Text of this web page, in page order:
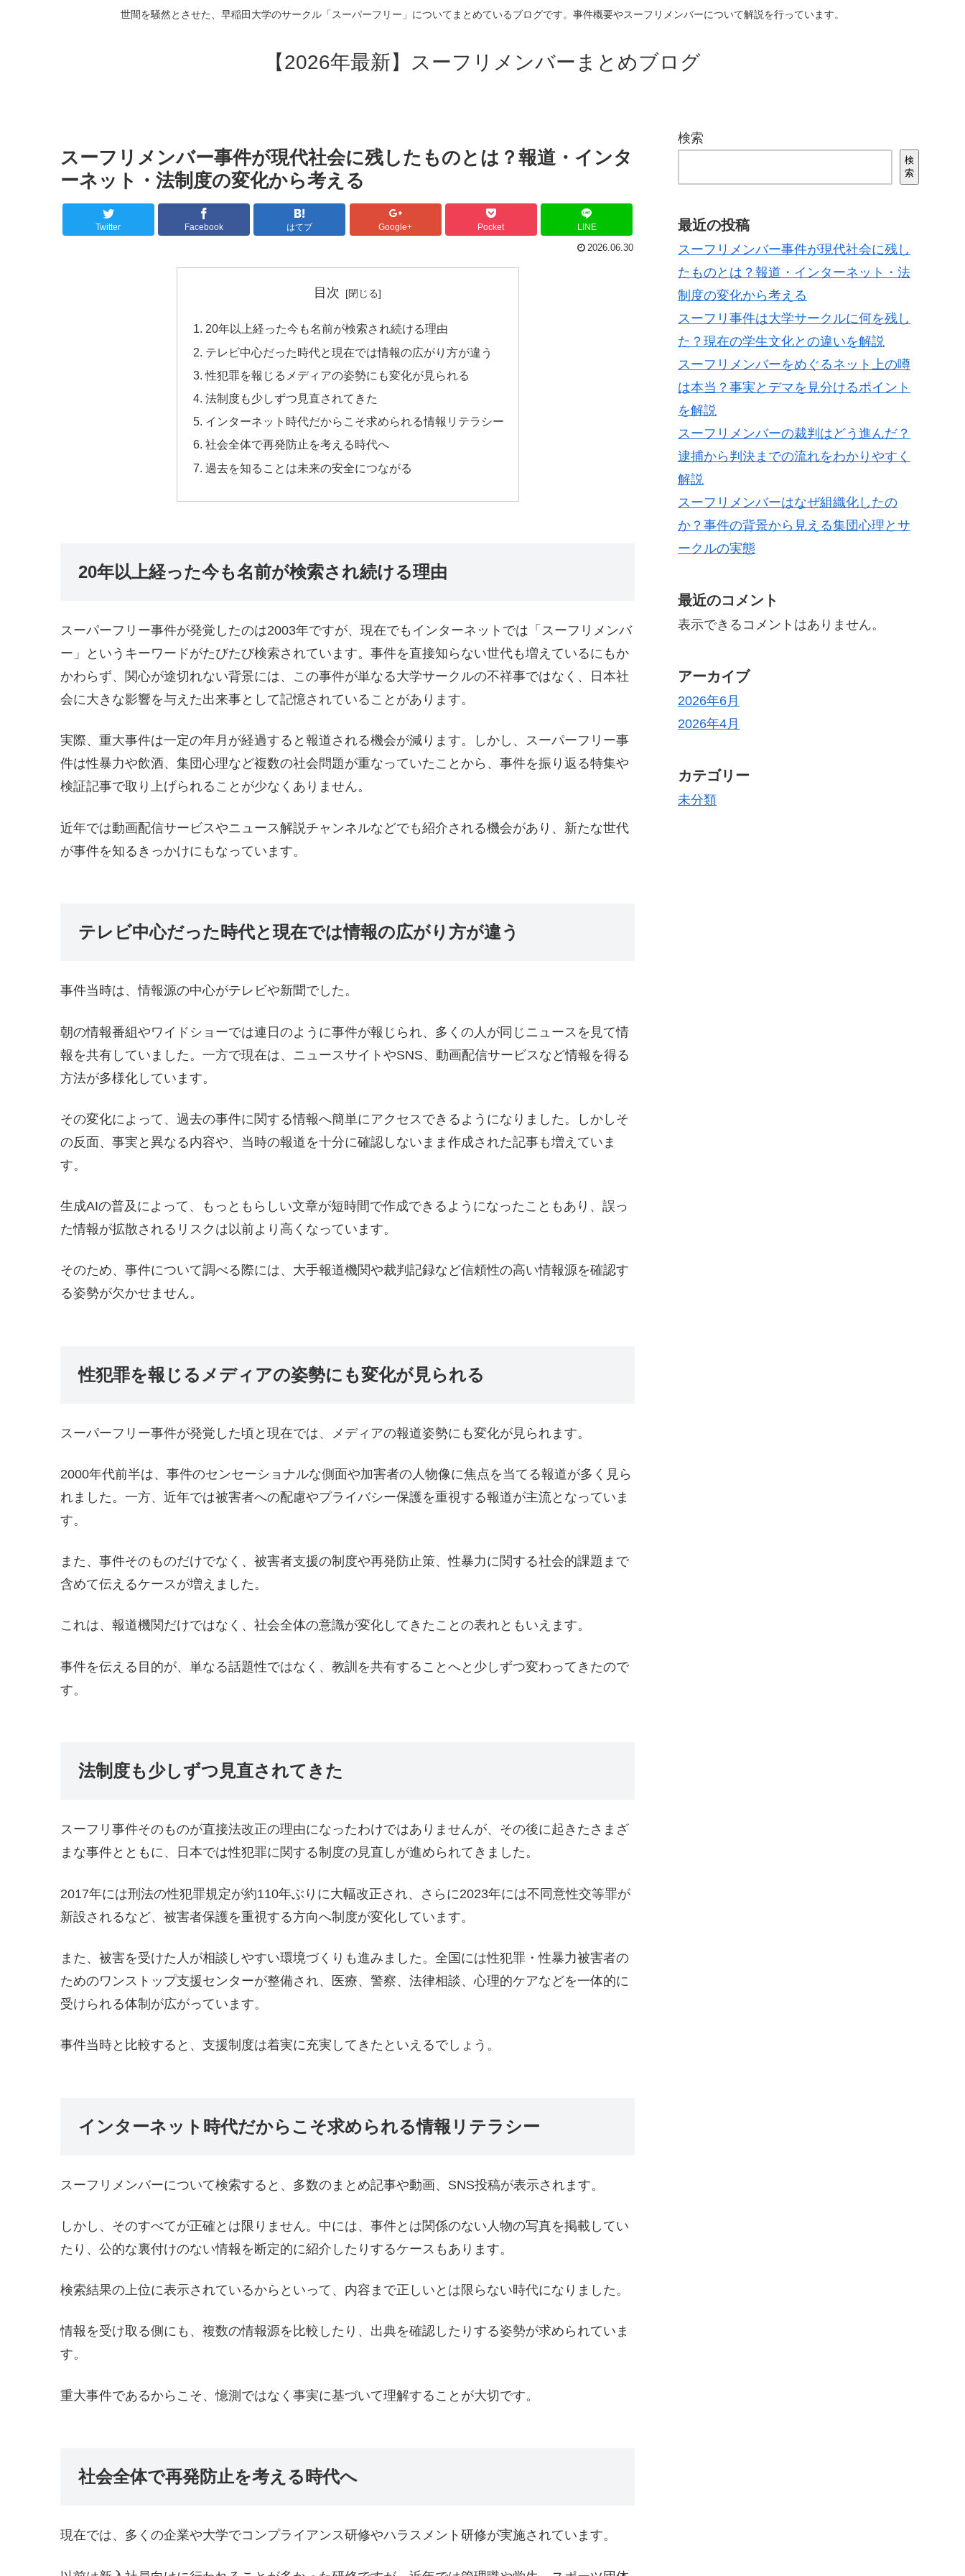
世間を騒然とさせた、早稲田大学のサークル「スーパーフリー」についてまとめているブログです。事件概要やスーフリメンバーについて解説を行っています。
【2026年最新】スーフリメンバーまとめブログ
スーフリメンバー事件が現代社会に残したものとは？報道・インタ
ーネット・法制度の変化から考える
Twitter Facebook はてブ Google+ Pocket LINE
2026.06.30
目次
20年以上経った今も名前が検索され続ける理由
テレビ中心だった時代と現在では情報の広がり方が違う
性犯罪を報じるメディアの姿勢にも変化が見られる
法制度も少しずつ見直されてきた
インターネット時代だからこそ求められる情報リテラシー
社会全体で再発防止を考える時代へ
過去を知ることは未来の安全につながる
20年以上経った今も名前が検索され続ける理由
スーパーフリー事件が発覚したのは2003年ですが、現在でもインターネットでは「スーフリメンバ
ー」というキーワードがたびたび検索されています。事件を直接知らない世代も増えているにもか
かわらず、関心が途切れない背景には、この事件が単なる大学サークルの不祥事ではなく、日本社
会に大きな影響を与えた出来事として記憶されていることがあります。
実際、重大事件は一定の年月が経過すると報道される機会が減ります。しかし、スーパーフリー事
件は性暴力や飲酒、集団心理など複数の社会問題が重なっていたことから、事件を振り返る特集や
検証記事で取り上げられることが少なくありません。
近年では動画配信サービスやニュース解説チャンネルなどでも紹介される機会があり、新たな世代
が事件を知るきっかけにもなっています。
テレビ中心だった時代と現在では情報の広がり方が違う
事件当時は、情報源の中心がテレビや新聞でした。
朝の情報番組やワイドショーでは連日のように事件が報じられ、多くの人が同じニュースを見て情
報を共有していました。一方で現在は、ニュースサイトやSNS、動画配信サービスなど情報を得る
方法が多様化しています。
その変化によって、過去の事件に関する情報へ簡単にアクセスできるようになりました。しかしそ
の反面、事実と異なる内容や、当時の報道を十分に確認しないまま作成された記事も増えていま
す。
生成AIの普及によって、もっともらしい文章が短時間で作成できるようになったこともあり、誤っ
た情報が拡散されるリスクは以前より高くなっています。
そのため、事件について調べる際には、大手報道機関や裁判記録など信頼性の高い情報源を確認す
る姿勢が欠かせません。
性犯罪を報じるメディアの姿勢にも変化が見られる
スーパーフリー事件が発覚した頃と現在では、メディアの報道姿勢にも変化が見られます。
2000年代前半は、事件のセンセーショナルな側面や加害者の人物像に焦点を当てる報道が多く見ら
れました。一方、近年では被害者への配慮やプライバシー保護を重視する報道が主流となっていま
す。
また、事件そのものだけでなく、被害者支援の制度や再発防止策、性暴力に関する社会的課題まで
含めて伝えるケースが増えました。
これは、報道機関だけではなく、社会全体の意識が変化してきたことの表れともいえます。
事件を伝える目的が、単なる話題性ではなく、教訓を共有することへと少しずつ変わってきたので
す。
法制度も少しずつ見直されてきた
スーフリ事件そのものが直接法改正の理由になったわけではありませんが、その後に起きたさまざ
まな事件とともに、日本では性犯罪に関する制度の見直しが進められてきました。
2017年には刑法の性犯罪規定が約110年ぶりに大幅改正され、さらに2023年には不同意性交等罪が
新設されるなど、被害者保護を重視する方向へ制度が変化しています。
また、被害を受けた人が相談しやすい環境づくりも進みました。全国には性犯罪・性暴力被害者の
ためのワンストップ支援センターが整備され、医療、警察、法律相談、心理的ケアなどを一体的に
受けられる体制が広がっています。
事件当時と比較すると、支援制度は着実に充実してきたといえるでしょう。
インターネット時代だからこそ求められる情報リテラシー
スーフリメンバーについて検索すると、多数のまとめ記事や動画、SNS投稿が表示されます。
しかし、そのすべてが正確とは限りません。中には、事件とは関係のない人物の写真を掲載してい
たり、公的な裏付けのない情報を断定的に紹介したりするケースもあります。
検索結果の上位に表示されているからといって、内容まで正しいとは限らない時代になりました。
情報を受け取る側にも、複数の情報源を比較したり、出典を確認したりする姿勢が求められていま
す。
重大事件であるからこそ、憶測ではなく事実に基づいて理解することが大切です。
社会全体で再発防止を考える時代へ
現在では、多くの企業や大学でコンプライアンス研修やハラスメント研修が実施されています。
検索
検
索
最近の投稿
スーフリメンバー事件が現代社会に残し
たものとは？報道・インターネット・法
制度の変化から考える
スーフリ事件は大学サークルに何を残し
た？現在の学生文化との違いを解説
スーフリメンバーをめぐるネット上の噂
は本当？事実とデマを見分けるポイント
を解説
スーフリメンバーの裁判はどう進んだ？
逮捕から判決までの流れをわかりやすく
解説
スーフリメンバーはなぜ組織化したの
か？事件の背景から見える集団心理とサ
ークルの実態
最近のコメント
表示できるコメントはありません。
アーカイブ
2026年6月
2026年4月
カテゴリー
未分類